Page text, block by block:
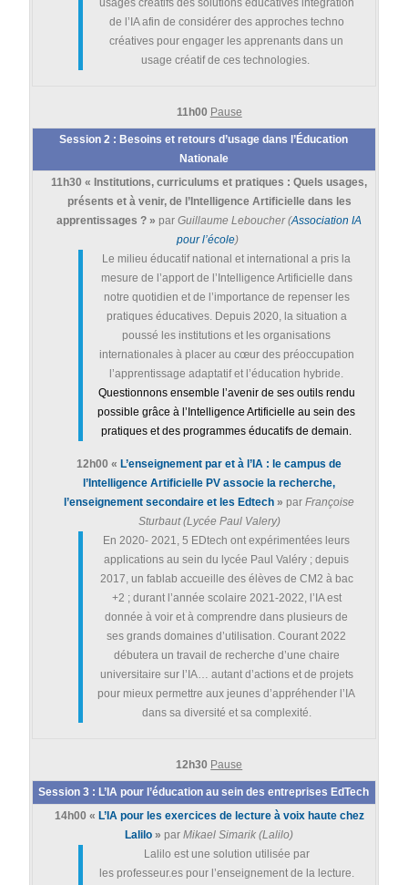
usages créatifs des solutions éducatives intégration
de l’IA afin de considérer des approches techno
créatives pour engager les apprenants dans un
usage créatif de ces technologies.
11h00 Pause
Session 2 : Besoins et retours d’usage dans l’Éducation
Nationale
11h30 « Institutions, curriculums et pratiques : Quels usages,
présents et à venir, de l’Intelligence Artificielle dans les
apprentissages ? » parGuillaume Leboucher (Association IA
pour l’école)
Le milieu éducatif national et international a pris la
mesure de l’apport de l’Intelligence Artificielle dans
notre quotidien et de l’importance de repenser les
pratiques éducatives. Depuis 2020, la situation a
poussé les institutions et les organisations
internationales à placer au cœur des préoccupation
l’apprentissage adaptatif et l’éducation hybride.
Questionnons ensemble l’avenir de ses outils rendu
possible grâce à l’Intelligence Artificielle au sein des
pratiques et des programmes éducatifs de demain.
12h00 « L’enseignement par et à l’IA : le campus de
l’Intelligence Artificielle PV associe la recherche,
l’enseignement secondaire et les Edtech » parFrançoise
Sturbaut (Lycée Paul Valery)
En 2020- 2021, 5 EDtech ont expérimentées leurs
applications au sein du lycée Paul Valéry ; depuis
2017, un fablab accueille des élèves de CM2 à bac
+2 ; durant l’année scolaire 2021-2022, l’IA est
donnée à voir et à comprendre dans plusieurs de
ses grands domaines d’utilisation. Courant 2022
débutera un travail de recherche d’une chaire
universitaire sur l’IA… autant d’actions et de projets
pour mieux permettre aux jeunes d’appréhender l’IA
dans sa diversité et sa complexité.
12h30 Pause
Session 3 : L’IA pour l’éducation au sein des entreprises EdTech
14h00 « L’IA pour les exercices de lecture à voix haute chez
Lalilo » parMikael Simarik (Lalilo)
Lalilo est une solution utilisée par
les professeur.es pour l’enseignement de la lecture.